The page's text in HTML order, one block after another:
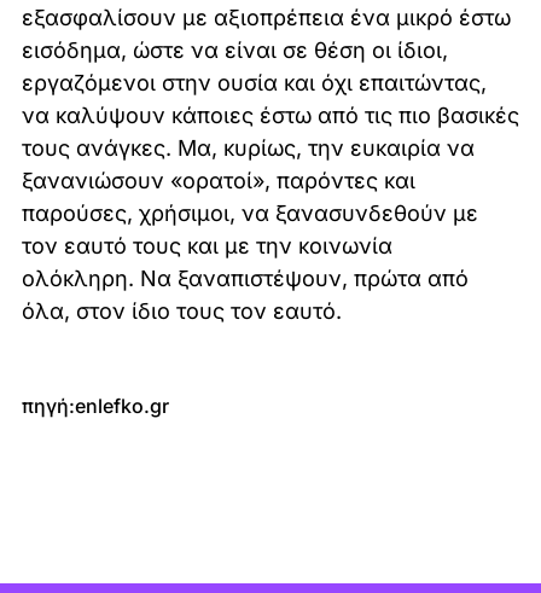
εξασφαλίσουν με αξιοπρέπεια ένα μικρό έστω
εισόδημα, ώστε να είναι σε θέση οι ίδιοι,
εργαζόμενοι στην ουσία και όχι επαιτώντας,
να καλύψουν κάποιες έστω από τις πιο βασικές
τους ανάγκες. Μα, κυρίως, την ευκαιρία να
ξανανιώσουν «ορατοί», παρόντες και
παρούσες, χρήσιμοι, να ξανασυνδεθούν με
τον εαυτό τους και με την κοινωνία
ολόκληρη. Να ξαναπιστέψουν, πρώτα από
όλα, στον ίδιο τους τον εαυτό.
πηγή:enlefko.gr